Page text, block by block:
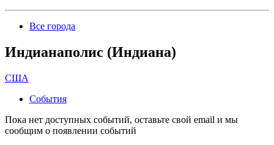
Все города
Индианаполис (Индиана)
США
События
Пока нет доступных событий, оставьте свой email и мы
сообщим о появлении событий